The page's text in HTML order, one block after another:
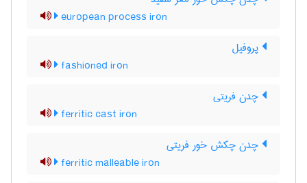
european process iron
پروفیل
fashioned iron
چدن فریتی
ferritic cast iron
چدن چکش خور فریتی
ferritic malleable iron